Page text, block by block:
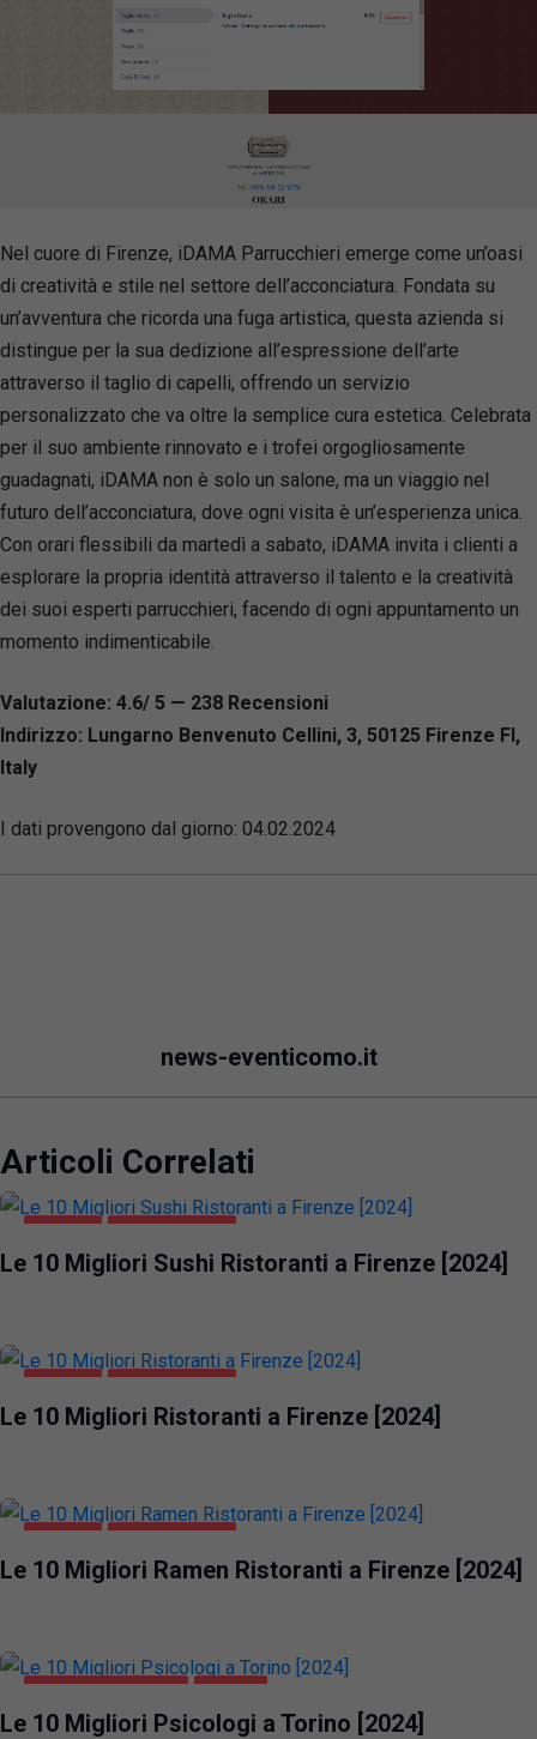
Nel cuore di Firenze, iDAMA Parrucchieri emerge come un’oasi
di creatività e stile nel settore dell’acconciatura. Fondata su
un’avventura che ricorda una fuga artistica, questa azienda si
distingue per la sua dedizione all’espressione dell’arte
attraverso il taglio di capelli, offrendo un servizio
personalizzato che va oltre la semplice cura estetica. Celebrata
per il suo ambiente rinnovato e i trofei orgogliosamente
guadagnati, iDAMA non è solo un salone, ma un viaggio nel
futuro dell’acconciatura, dove ogni visita è un’esperienza unica.
Con orari flessibili da martedì a sabato, iDAMA invita i clienti a
esplorare la propria identità attraverso il talento e la creatività
dei suoi esperti parrucchieri, facendo di ogni appuntamento un
momento indimenticabile.
Valutazione: 4.6/ 5 — 238 Recensioni
Indirizzo: Lungarno Benvenuto Cellini, 3, 50125 Firenze FI,
Italy
I dati provengono dal giorno: 04.02.2024
news-eventicomo.it
Articoli Correlati
Le 10 Migliori Sushi Ristoranti a Firenze [2024]
Le 10 Migliori Ristoranti a Firenze [2024]
Le 10 Migliori Ramen Ristoranti a Firenze [2024]
Le 10 Migliori Psicologi a Torino [2024]